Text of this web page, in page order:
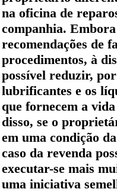
na oficina de
companhia.
recomendações de
procedimentos, à
possível reduzir,
lubrificantes e os
que fornecem a
disso, se o
em uma condição
caso da revenda
executar-se mais
uma iniciativa